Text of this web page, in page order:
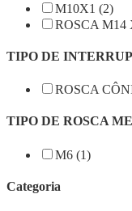
M10X1 (2)
ROSCA M14
TIPO DE
ROSCA
TIPO DE ROSCA
M6 (1)
Categoria